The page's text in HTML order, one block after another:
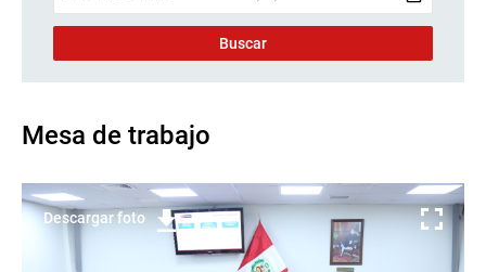
Mesa de trabajo
Descargar foto